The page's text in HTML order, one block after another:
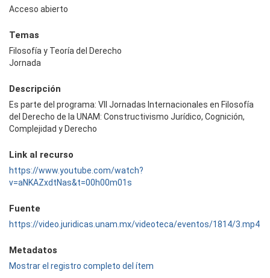
Acceso abierto
Temas
Filosofía y Teoría del Derecho
Jornada
Descripción
Es parte del programa: VII Jornadas Internacionales en Filosofía
del Derecho de la UNAM: Constructivismo Jurídico, Cognición,
Complejidad y Derecho
Link al recurso
https://www.youtube.com/watch?
v=aNKAZxdtNas&t=00h00m01s
Fuente
https://video.juridicas.unam.mx/videoteca/eventos/1814/3.mp4
Metadatos
Mostrar el registro completo del ítem